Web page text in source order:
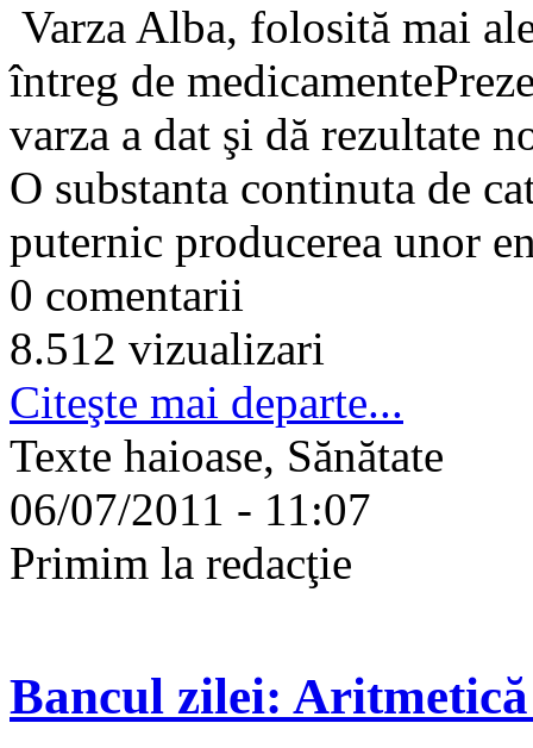
Varza Alba, folosită mai
întreg de
varza a dat şi dă rezultate
O substanta continuta de
puternic producerea unor
0 comentarii
8.512 vizualizari
Citeşte mai departe...
Texte haioase, Sănătate
06/07/2011 - 11:07
Primim la redacţie
Bancul zilei: Aritmetică